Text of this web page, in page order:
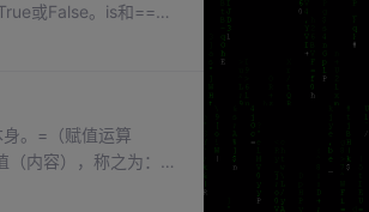
或False。is和==的
个变量是否为同一
。=（赋值运算
内容），称之为：